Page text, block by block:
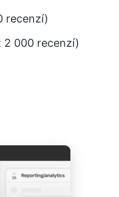
recenzí)
2 000 recenzí)